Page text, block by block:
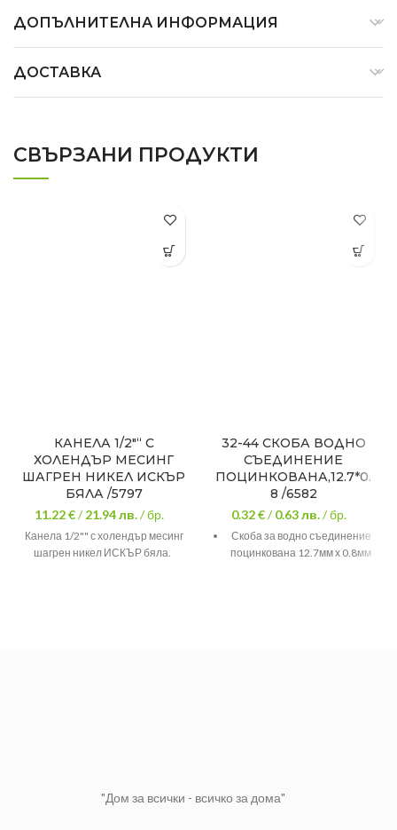
ДОПЪЛНИТЕЛНА ИНФОРМАЦИЯ
ДОСТАВКА
СВЪРЗАНИ ПРОДУКТИ
КАНЕЛА 1/2″“ С
ХОЛЕНДЪР МЕСИНГ
ШАГРЕН НИКЕЛ ИСКЪР
БЯЛА /5797
11.22 €/21.94лв./ бр.
Канела 1/2"" с холендър месинг
шагрен никел ИСКЪР бяла.
32-44 СКОБА ВОДНО
СЪЕДИНЕНИЕ
ПОЦИНКОВАНА,12.7*0.
8 /6582
0.32 €/0.63лв./ бр.
Скоба за водно съединение
поцинкована 12.7мм х 0.8мм
"Дом за всички - всичко за дома"